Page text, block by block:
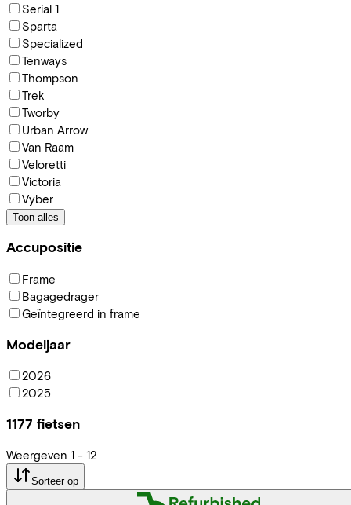
Serial 1
Sparta
Specialized
Tenways
Thompson
Trek
Tworby
Urban Arrow
Van Raam
Veloretti
Victoria
Vyber
Toon alles
Accupositie
Frame
Bagagedrager
Geïntegreerd in frame
Modeljaar
2026
2025
1177 fietsen
Weergeven 1 - 12
Sorteer op